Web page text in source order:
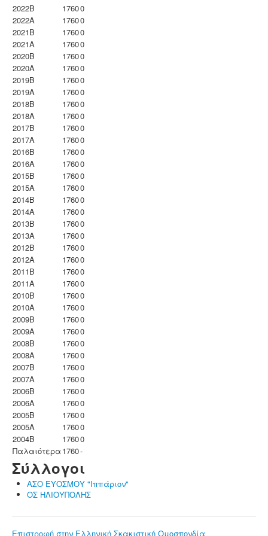
2022B
17600
2022A
17600
2021B
17600
2021A
17600
2020B
17600
2020A
17600
2019B
17600
2019A
17600
2018B
17600
2018A
17600
2017B
17600
2017A
17600
2016B
17600
2016A
17600
2015B
17600
2015A
17600
2014B
17600
2014A
17600
2013B
17600
2013A
17600
2012B
17600
2012A
17600
2011B
17600
2011A
17600
2010B
17600
2010A
17600
2009B
17600
2009A
17600
2008B
17600
2008A
17600
2007B
17600
2007A
17600
2006B
17600
2006A
17600
2005B
17600
2005A
17600
2004B
17600
Παλαιότερα 1760-
Σύλλογοι
ΑΣΟ ΕΥΟΣΜΟΥ "Ιππάριον"
ΟΣ ΗΛΙΟΥΠΟΛΗΣ
Επιστροφή στην Ελληνική Σκακιστική Ομοσπονδία